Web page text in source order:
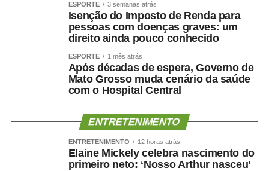
Por que o músculo influencia
a saúde cerebral?
A relação entre músculo e cérebro é complexa, mas
alguns mecanismos ajudam a explicá-la.
reduzir o gasto energético, aumentar o sedentarismo e
como hipertensão, diabetes, apneia do sono e colesterol
elevado afetam os vasos sanguíneos que irrigam tanto o
ESPORTE 3 semanas atrás
Isenção do Imposto de Renda para
pessoas com doenças graves: um
direito ainda pouco conhecido
ESPORTE 1 mês atrás
Após décadas de espera, Governo de
Mato Grosso muda cenário da saúde
com o Hospital Central
ENTRETENIMENTO
ENTRETENIMENTO 12 horas atrás
Elaine Mickely celebra nascimento do
primeiro neto: ‘Nosso Arthur nasceu’